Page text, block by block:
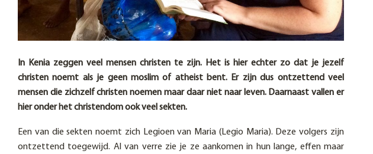
In Kenia zeggen veel mensen christen te zijn. Het is hier echter zo dat je jezelf
christen noemt als je geen moslim of atheist bent. Er zijn dus ontzettend veel
mensen die zichzelf christen noemen maar daar niet naar leven. Daarnaast vallen er
hier onder het christendom ook veel sekten.
Een van die sekten noemt zich Legioen van Maria (Legio Maria). Deze volgers zijn
ontzettend toegewijd. Al van verre zie je ze aankomen in hun lange, effen maar